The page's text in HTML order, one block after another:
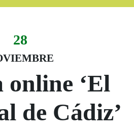
Fecha del evento
28
28 noviembre
online ‘El
de Cádiz’